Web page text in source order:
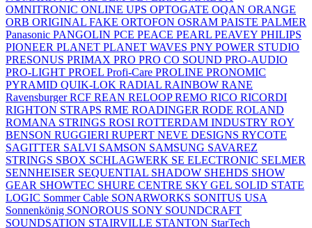
OMNITRONIC ONLINE UPS OPTOGATE OQAN ORANGE
ORB ORIGINAL FAKE ORTOFON OSRAM PAISTE PALMER
Panasonic PANGOLIN PCE PEACE PEARL PEAVEY PHILIPS
PIONEER PLANET PLANET WAVES PNY POWER STUDIO
PRESONUS PRIMAX PRO PRO CO SOUND PRO-AUDIO
PRO-LIGHT PROEL Profi-Care PROLINE PRONOMIC
PYRAMID QUIK-LOK RADIAL RAINBOW RANE
RavensburgerRCF REAN RELOOPREMO RICO RICORDI
RIGHTON STRAPS RME ROADINGER RODE ROLAND
ROMANA STRINGS ROSI ROTTERDAM INDUSTRY ROY
BENSON RUGGIERI RUPERT NEVE DESIGNS RYCOTE
SAGITTER SALVI SAMSON SAMSUNG SAVAREZ
STRINGS SBOX SCHLAGWERK SE ELECTRONIC SELMER
SENNHEISER SEQUENTIAL SHADOW SHEHDS SHOW
GEAR SHOWTEC SHURE CENTRE SKY GEL SOLID STATE
LOGIC Sommer Cable SONARWORKS SONITUS USA
Sonnenkönig SONOROUS SONY SOUNDCRAFT
SOUNDSATION STAIRVILLE STANTON StarTech